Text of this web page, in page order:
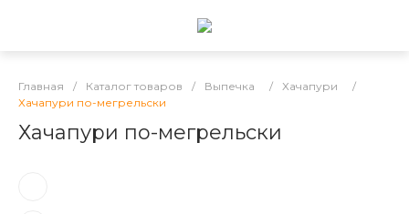
Главная / Каталог товаров / Выпечка / Хачапури
/
Хачапури по-мегрельски
Хачапури по-мегрельски